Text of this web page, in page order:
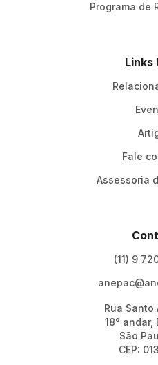
Programa de
Links
Fale
Assessoria
(11) 9
Rua Santo
18° andar,
São
CEP: